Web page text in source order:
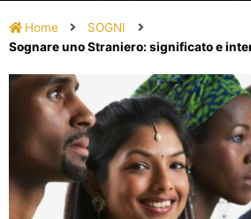
Home
SOGNI
Sognare uno Straniero: significato e